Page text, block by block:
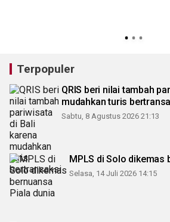
Terpopuler
QRIS beri nilai tambah
mudahkan turis
Sabtu, 8 Agustus 2026 21:13
MPLS di Solo dikemas
Selasa, 14 Juli 2026 14:15